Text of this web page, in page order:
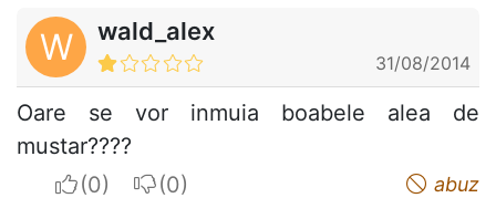
W wald_alex
31/08/2014
Oare se vor inmuia boabele alea de
mustar????
I apreciateI do not appreciate abuz